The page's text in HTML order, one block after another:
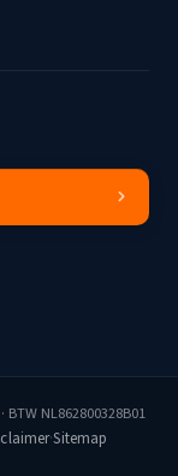
BTW NL862800328B01
·Sitemap